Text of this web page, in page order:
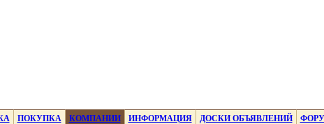
ПОКУПКА КОМПАНИИ ИНФОРМАЦИЯ ДОСКИ ОБЪЯВЛЕНИЙ